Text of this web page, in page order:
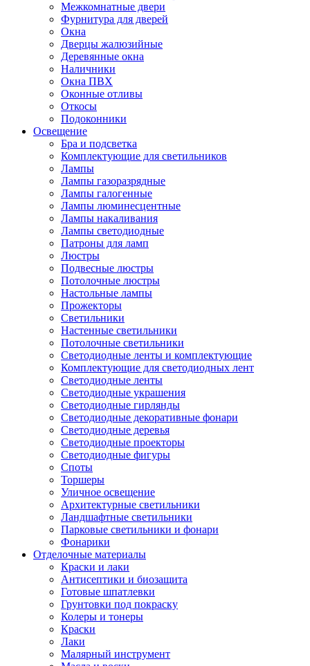
Межкомнатные двери
Фурнитура для дверей
Окна
Дверцы жалюзийные
Деревянные окна
Наличники
Окна ПВХ
Оконные отливы
Откосы
Подоконники
Освещение
Бра и подсветка
Комплектующие для светильников
Лампы
Лампы газоразрядные
Лампы галогенные
Лампы люминесцентные
Лампы накаливания
Лампы светодиодные
Патроны для ламп
Люстры
Подвесные люстры
Потолочные люстры
Настольные лампы
Прожекторы
Светильники
Настенные светильники
Потолочные светильники
Светодиодные ленты и комплектующие
Комплектующие для светодиодных лент
Светодиодные ленты
Светодиодные украшения
Светодиодные гирлянды
Светодиодные декоративные фонари
Светодиодные деревья
Светодиодные проекторы
Светодиодные фигуры
Споты
Торшеры
Уличное освещение
Архитектурные светильники
Ландшафтные светильники
Парковые светильники и фонари
Фонарики
Отделочные материалы
Краски и лаки
Антисептики и биозащита
Готовые шпатлевки
Грунтовки под покраску
Колеры и тонеры
Краски
Лаки
Малярный инструмент